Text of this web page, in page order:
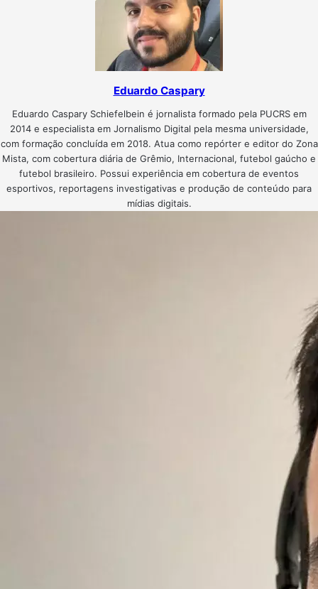
Eduardo Caspary
Eduardo Caspary Schiefelbein é jornalista formado pela PUCRS em
2014 e especialista em Jornalismo Digital pela mesma universidade,
com formação concluída em 2018. Atua como repórter e editor do Zona
Mista, com cobertura diária de Grêmio, Internacional, futebol gaúcho e
futebol brasileiro. Possui experiência em cobertura de eventos
esportivos, reportagens investigativas e produção de conteúdo para
mídias digitais.